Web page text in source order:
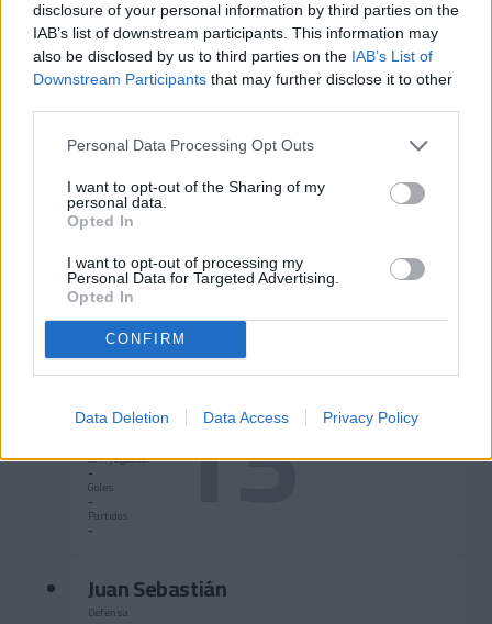
disclosure of your personal information by third parties on the
IAB’s list of downstream participants. This information may
also be disclosed by us to third parties on the IAB’s List of
Downstream Participants that may further disclose it to other
Personal Data Processing Opt Outs
I want to opt-out of the Sharing of my
personal data.
Opted In
I want to opt-out of processing my
Personal Data for Targeted Advertising.
Opted In
CONFIRM
Data Deletion Data Access Privacy Policy
Nico Ratti
Portero
-
Goles
-
Partidos 1
Pau López
Portero
Min jugados
-
Goles
-
Partidos
- 13
Juan Sebastián
Defensa